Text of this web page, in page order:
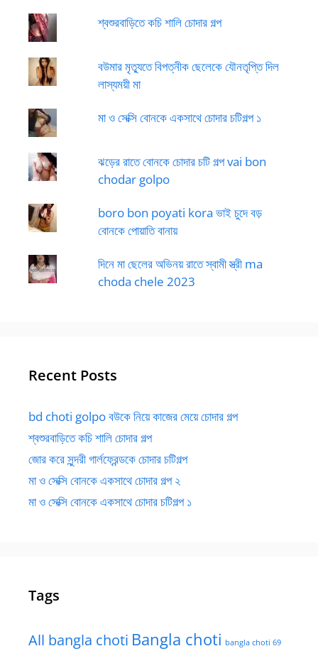
শ্বশুরবাড়িতে কচি শালি চোদার গল্প
বউমার মৃত্যুতে বিপত্নীক ছেলেকে যৌনতৃপ্তি দিল
লাস্যময়ী মা
মা ও সেক্সি বোনকে একসাথে চোদার চটিগল্প ১
ঝড়ের রাতে বোনকে চোদার চটি গল্প vai bon
chodar golpo
boro bon poyati kora ভাই চুদে বড়
বোনকে পোয়াতি বানায়
দিনে মা ছেলের অভিনয় রাতে স্বামী স্ত্রী ma
choda chele 2023
Recent Posts
bd choti golpo বউকে নিয়ে কাজের মেয়ে চোদার গল্প
শ্বশুরবাড়িতে কচি শালি চোদার গল্প
জোর করে সুন্দরী গার্লফ্রেন্ডকে চোদার চটিগল্প
মা ও সেক্সি বোনকে একসাথে চোদার গল্প ২
মা ও সেক্সি বোনকে একসাথে চোদার চটিগল্প ১
Tags
All bangla choti Bangla choti bangla choti 69